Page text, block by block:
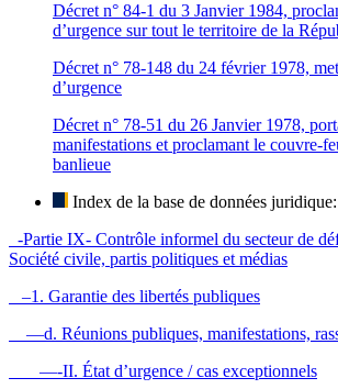
Décret n° 84-1 du 3 Janvier 1984,
d’urgence sur tout le territoire de la
Décret n° 78-148 du 24 février 1978,
d’urgence
Décret n° 78-51 du 26 Janvier 1978,
manifestations et proclamant le couvre-
banlieue
Index de la base de données juridique:
-Partie IX- Contrôle informel du secteur de
Société civile, partis politiques et médias
–1. Garantie des libertés publiques
—d. Réunions publiques, manifestations,
—-II. État d’urgence / cas exceptionnels